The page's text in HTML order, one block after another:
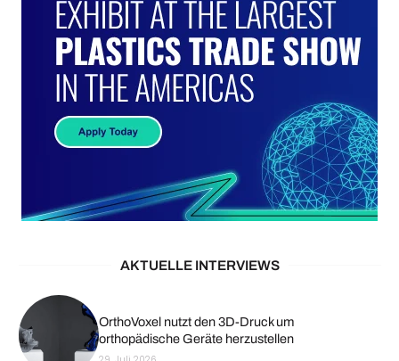
AKTUELLE INTERVIEWS
OrthoVoxel nutzt den 3D-Druck um
orthopädische Geräte herzustellen